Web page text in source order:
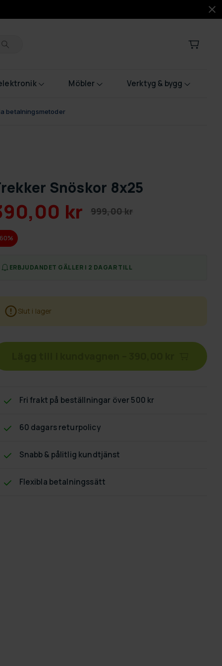
Möbler Verktyg & bygg
betalningsmetoder
Snöskor 8x25
kr 999,00 kr
ERBJUDANDET GÄLLER I 2 DAGAR TILL
Slut i lager
Fri frakt på beställningar över 500 kr
60 dagars returpolicy
Snabb & pålitlig kundtjänst
Flexibla betalningssätt